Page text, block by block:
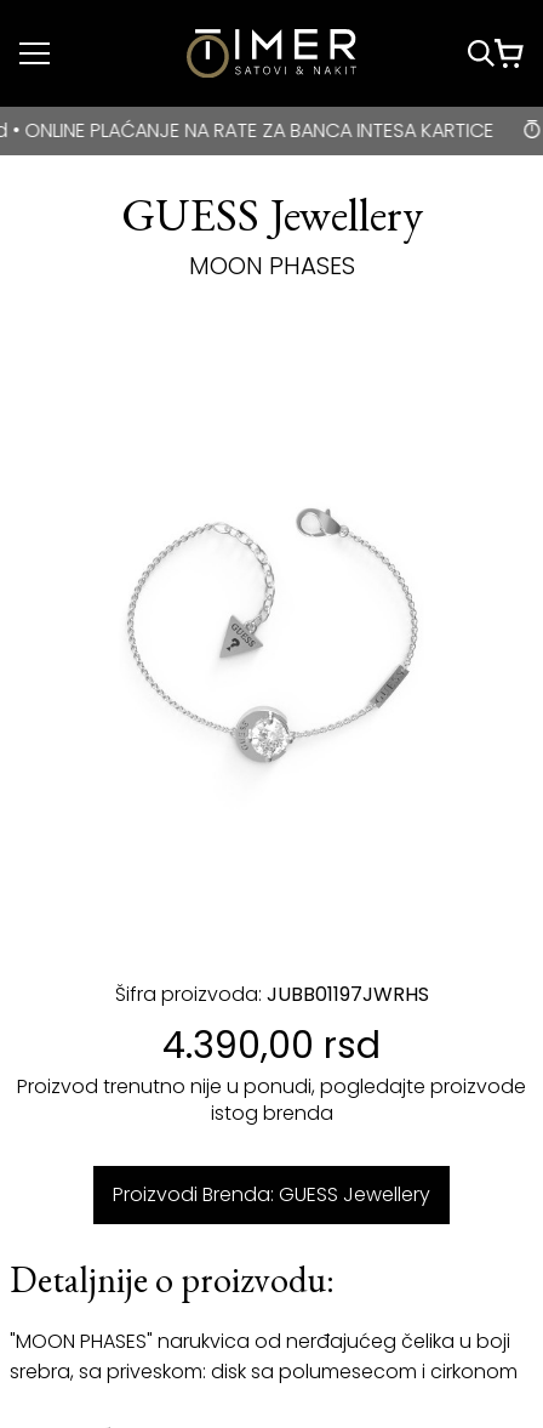
Idi do glavnog
BESPLATNA DOSTAVA za kupovine veće od 3000 rsd •
PLAĆANJE NA RATE ZA BANCA INTESA KARTICE
GUESS Jewellery
MOON PHASES
Šifra proizvoda: JUBB01197JWRHS
4.390,00 rsd
Proizvod trenutno nije u ponudi, pogledajte proizvode
istog brenda
Proizvodi Brenda: GUESS Jewellery
Detaljnije o proizvodu:
"MOON PHASES" narukvica od nerđajućeg čelika u boji
srebra, sa priveskom: disk sa polumesecom i cirkonom